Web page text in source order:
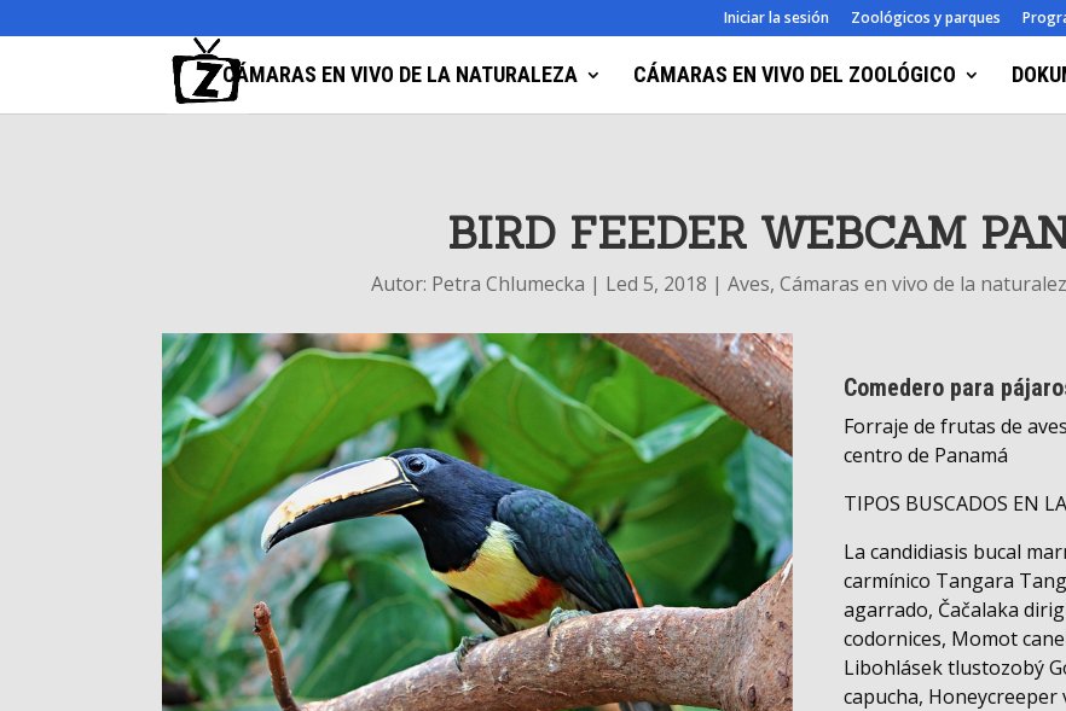
Iniciar la sesión Zoológicos y parques
CÁMARAS EN VIVO DE LA NATURALEZA CÁMARAS EN VIVO DEL ZOOLÓGICO
BIRD FEEDER WEBCAM
Autor: Petra Chlumecka | Led 5, 2018 | Aves, Cámaras en vivo de la
Comedero para
Forraje de frutas de
centro de Panamá
TIPOS BUSCADOS EN
La candidiasis bucal
carmínico Tangara
agarrado, Čačalaka
codornices, Momot
Libohlásek tlustozobý
capucha,